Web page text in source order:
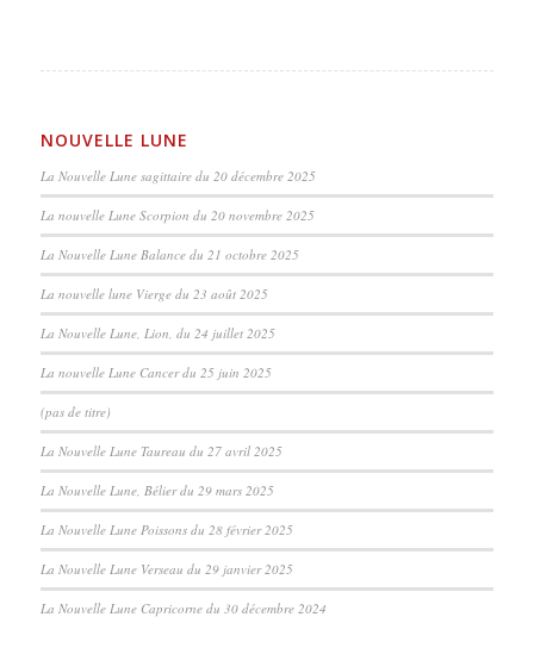
NOUVELLE LUNE
La Nouvelle Lune sagittaire du 20 décembre 2025
La nouvelle Lune Scorpion du 20 novembre 2025
La Nouvelle Lune Balance du 21 octobre 2025
La nouvelle lune Vierge du 23 août 2025
La Nouvelle Lune, Lion, du 24 juillet 2025
La nouvelle Lune Cancer du 25 juin 2025
(pas de titre)
La Nouvelle Lune Taureau du 27 avril 2025
La Nouvelle Lune, Bélier du 29 mars 2025
La Nouvelle Lune Poissons du 28 février 2025
La Nouvelle Lune Verseau du 29 janvier 2025
La Nouvelle Lune Capricorne du 30 décembre 2024